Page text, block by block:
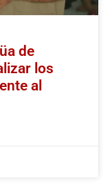
de
los
al